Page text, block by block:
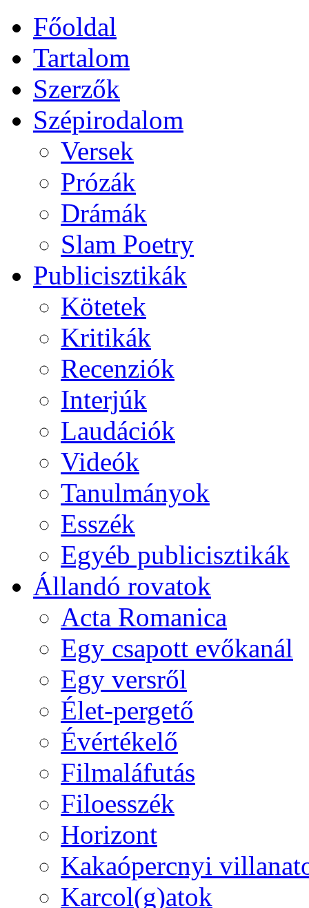
Főoldal
Tartalom
Szerzők
Szépirodalom
Versek
Prózák
Drámák
Slam Poetry
Publicisztikák
Kötetek
Kritikák
Recenziók
Interjúk
Laudációk
Videók
Tanulmányok
Esszék
Egyéb publicisztikák
Állandó rovatok
Acta Romanica
Egy csapott evőkanál
Egy versről
Élet-pergető
Évértékelő
Filmaláfutás
Filoesszék
Horizont
Kakaópercnyi
Karcol(g)atok